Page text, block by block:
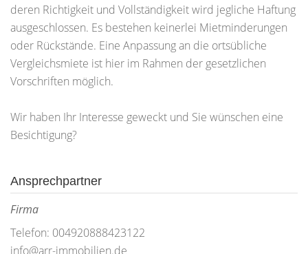
deren Richtigkeit und Vollständigkeit wird jegliche Haftung
ausgeschlossen. Es bestehen keinerlei Mietminderungen
oder Rückstände. Eine Anpassung an die ortsübliche
Vergleichsmiete ist hier im Rahmen der gesetzlichen
Vorschriften möglich.
Wir haben Ihr Interesse geweckt und Sie wünschen eine
Besichtigung?
Ansprechpartner
Firma
Telefon: 004920888423122
info@arr-immobilien.de